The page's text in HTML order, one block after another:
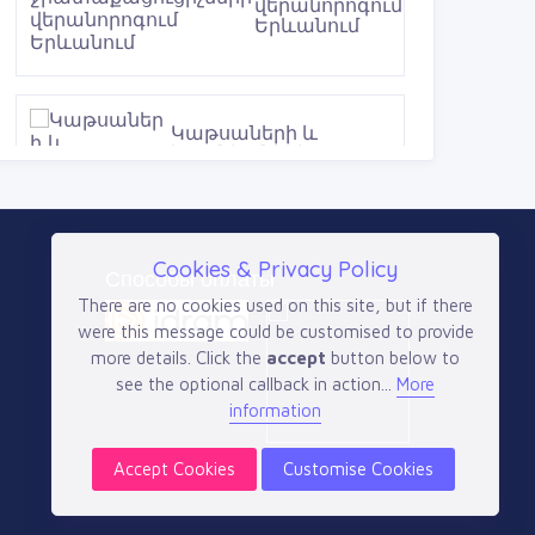
ռեմոնտ Երեվան
(077)֊14֊13֊74. Ծխատարով
գազով կալոնկաների
վերանորոգում էլեմենտով
0 AMD
Կաթսաների և
ջրատաքացուցիչների
վերանորոգում
Երևանում
0 AMD
Способы оплаты
Cookies & Privacy Policy
There are no cookies used on this site, but if there
were this message could be customised to provide
more details. Click the accept button below to
see the optional callback in action... More
information
Accept Cookies Customise Cookies